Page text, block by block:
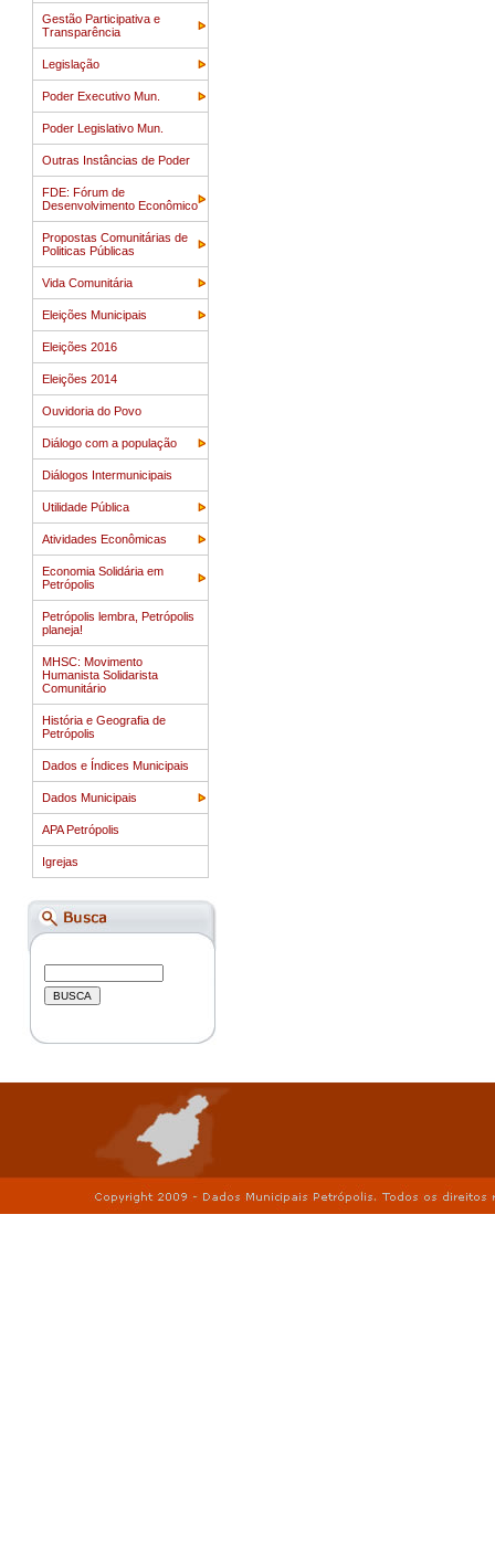
Gestão Participativa e
Transparência
Legislação
Poder Executivo Mun.
Poder Legislativo Mun.
Outras Instâncias de Poder
FDE: Fórum de
Desenvolvimento Econômico
Propostas Comunitárias de
Politicas Públicas
Vida Comunitária
Eleições Municipais
Eleições 2016
Eleições 2014
Ouvidoria do Povo
Diálogo com a população
Diálogos Intermunicipais
Utilidade Pública
Atividades Econômicas
Economia Solidária em
Petrópolis
Petrópolis lembra, Petrópolis
planeja!
MHSC: Movimento
Humanista Solidarista
Comunitário
História e Geografia de
Petrópolis
Dados e Índices Municipais
Dados Municipais
APA Petrópolis
Igrejas